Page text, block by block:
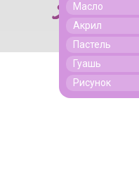
Масло
Акрил
Пастель
Гуашь
Рисунок